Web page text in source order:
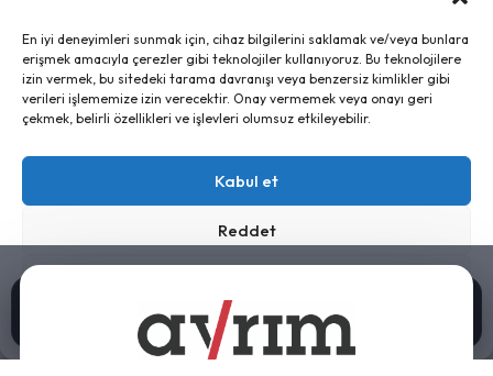
En iyi deneyimleri sunmak için, cihaz bilgilerini saklamak ve/veya bunlara
erişmek amacıyla çerezler gibi teknolojiler kullanıyoruz. Bu teknolojilere
izin vermek, bu sitedeki tarama davranışı veya benzersiz kimlikler gibi
verileri işlememize izin verecektir. Onay vermemek veya onayı geri
çekmek, belirli özellikleri ve işlevleri olumsuz etkileyebilir.
Kabul et
Reddet
Gizlilik Bildirimi Künye
0:00 / 9:36
“Sosyalizme Rağmen Başarı” Miti
2 Ağustos 2026